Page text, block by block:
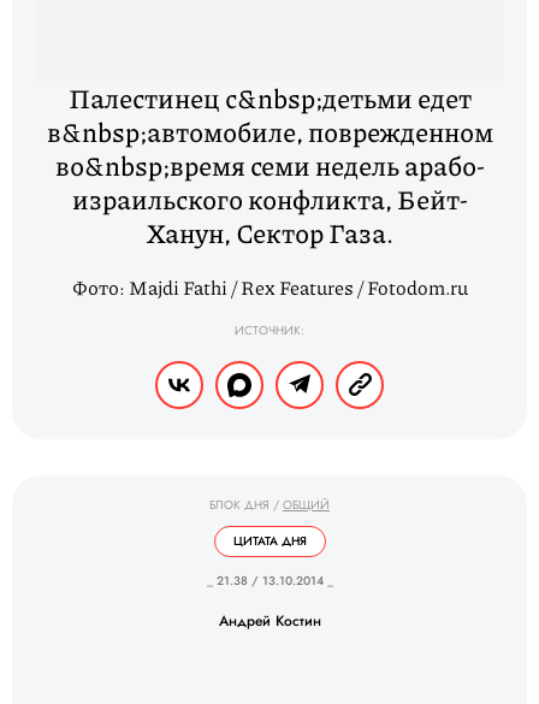
Палестинец с&nbsp;детьми едет
в&nbsp;автомобиле, поврежденном
во&nbsp;время семи недель арабо-
израильского конфликта, Бейт-
Ханун, Сектор Газа.
Фото: Majdi Fathi / Rex Features / Fotodom.ru
ИСТОЧНИК:
БЛОК ДНЯ / ОБЩИЙ
ЦИТАТА ДНЯ
_ 21.38 / 13.10.2014 _
Андрей Костин